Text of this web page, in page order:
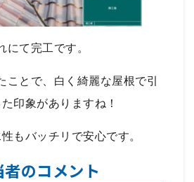
にて完工です。
ことで、白く綺麗な屋根で引
印象がありますね！
もバッチリで安心です。
のコメント